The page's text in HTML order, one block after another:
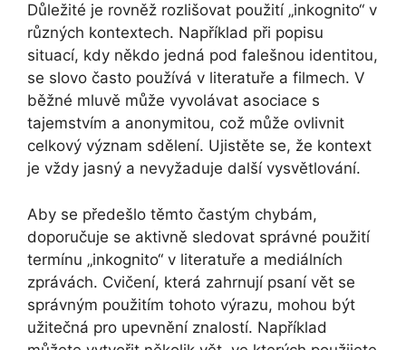
Důležité je rovněž rozlišovat použití „inkognito“ v
různých kontextech. Například při popisu
situací, kdy někdo jedná pod falešnou identitou,
se slovo často používá v literatuře a filmech. V
běžné mluvě může vyvolávat asociace s
tajemstvím a anonymitou, což může ovlivnit
celkový význam sdělení. Ujistěte se, že kontext
je vždy jasný a nevyžaduje další vysvětlování.
Aby se předešlo těmto častým chybám,
doporučuje se aktivně sledovat správné použití
termínu „inkognito“ v literatuře a mediálních
zprávách. Cvičení, která zahrnují psaní vět se
správným použitím tohoto výrazu, mohou být
užitečná pro upevnění znalostí. Například